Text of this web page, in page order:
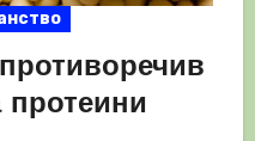
протеини